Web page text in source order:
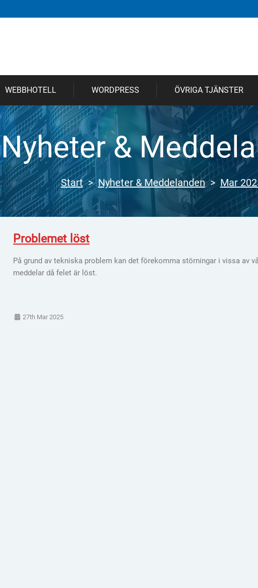
WEBBHOTELL WORDPRESS ÖVRIGA TJÄNSTER
Nyheter &
Start > Nyheter & Meddelanden > Mar
Problemet löst
På grund av tekniska problem kan det förekomma störningar i vissa av
meddelar då felet är löst.
27th Mar 2025